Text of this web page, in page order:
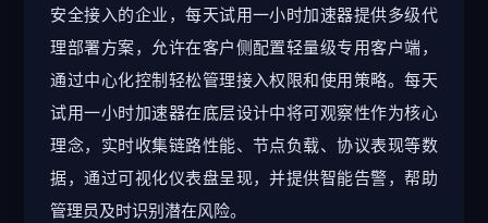
安全接入的企业，每天试用一小时加速器提供多级代
理部署方案，允许在客户侧配置轻量级专用客户端，
通过中心化控制轻松管理接入权限和使用策略。每天
试用一小时加速器在底层设计中将可观察性作为核心
理念，实时收集链路性能、节点负载、协议表现等数
据，通过可视化仪表盘呈现，并提供智能告警，帮助
管理员及时识别潜在风险。